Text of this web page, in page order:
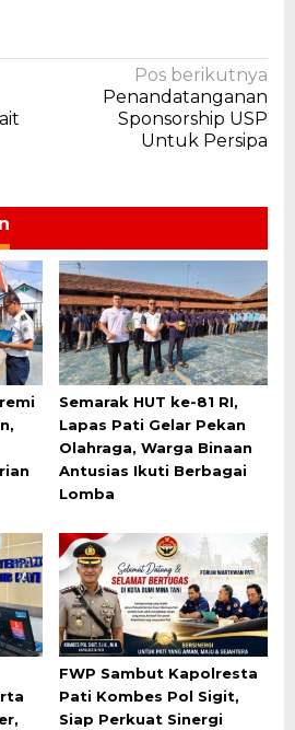
Pos berikutnya
Penandatanganan
Sponsorship USP
Untuk Persipa
Semarak HUT ke-81 RI,
Lapas Pati Gelar Pekan
Olahraga, Warga Binaan
Antusias Ikuti Berbagai
Lomba
FWP Sambut Kapolresta
Pati Kombes Pol Sigit,
Siap Perkuat Sinergi